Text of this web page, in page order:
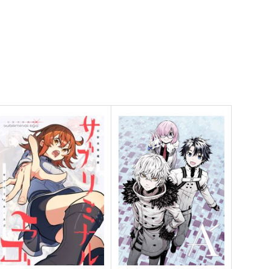
火よ！星の光の瞬きよ
Owen
5,500円（税込）
Fate/Grand Order
巌窟王 エドモン・ダンテス
巌窟王 モンテ・クリスト
藤丸立香
サンプル カート
FGO/FAKE DUME
TOKIMOOON
495円（税込）
Fate/Grand Order オールキャラ
サンプル カート